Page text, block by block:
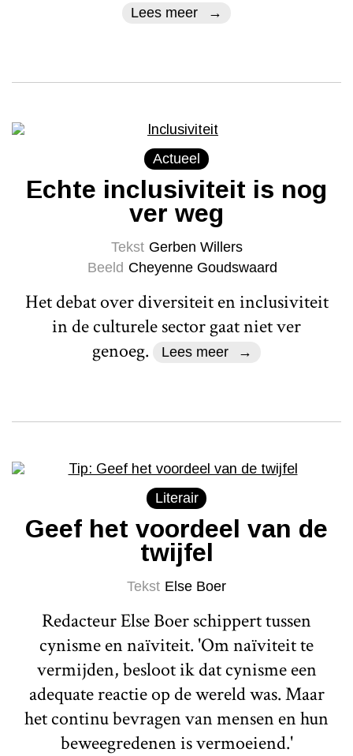
Lees meer
Actueel
Echte inclusiviteit is nog
ver weg
Tekst Gerben Willers
Beeld Cheyenne Goudswaard
Het debat over diversiteit en inclusiviteit
in de culturele sector gaat niet ver
genoeg.
Lees meer
Literair
Geef het voordeel van de
twijfel
Tekst Else Boer
Redacteur Else Boer schippert tussen
cynisme en naïviteit. 'Om naïviteit te
vermijden, besloot ik dat cynisme een
adequate reactie op de wereld was. Maar
het continu bevragen van mensen en hun
beweegredenen is vermoeiend.'